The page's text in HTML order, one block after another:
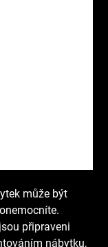
může být
připraveni
nábytku,